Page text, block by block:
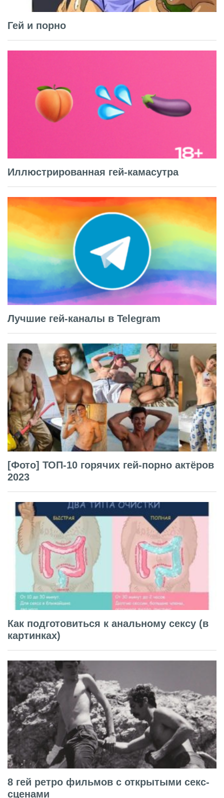
Гей и порно
Иллюстрированная гей-камасутра
Лучшие гей-каналы в Telegram
[Фото] ТОП-10 горячих гей-порно актёров
2023
Как подготовиться к анальному сексу (в
картинках)
8 гей ретро фильмов с открытыми секс-
сценами